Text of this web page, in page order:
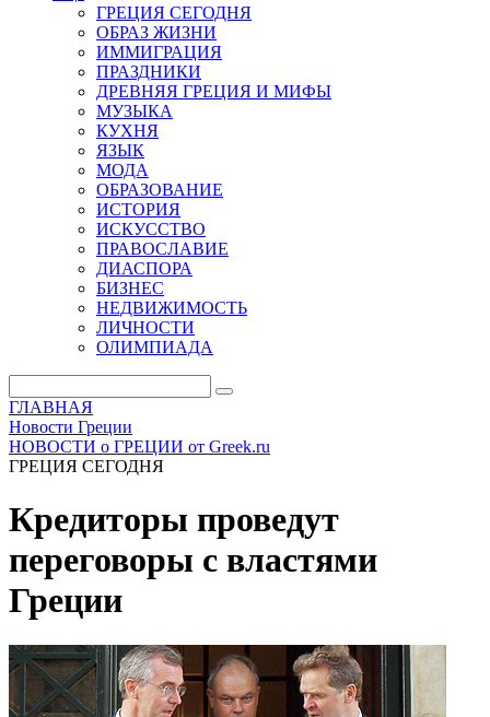
ГРЕЦИЯ СЕГОДНЯ
ОБРАЗ ЖИЗНИ
ИММИГРАЦИЯ
ПРАЗДНИКИ
ДРЕВНЯЯ ГРЕЦИЯ И МИФЫ
МУЗЫКА
КУХНЯ
ЯЗЫК
МОДА
ОБРАЗОВАНИЕ
ИСТОРИЯ
ИСКУССТВО
ПРАВОСЛАВИЕ
ДИАСПОРА
БИЗНЕС
НЕДВИЖИМОСТЬ
ЛИЧНОСТИ
ОЛИМПИАДА
ГЛАВНАЯ
Новости Греции
НОВОСТИ о ГРЕЦИИ от Greek.ru
ГРЕЦИЯ СЕГОДНЯ
Кредиторы проведут
переговоры с властями
Греции